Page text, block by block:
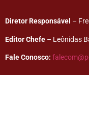
Diretor Responsável –
Editor Chefe – Leônidas
Fale Conosco: